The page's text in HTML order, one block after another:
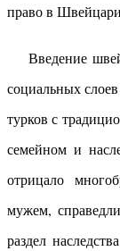
право в
Введение
социальных
турков с
семейном и
отрицало
мужем,
раздел